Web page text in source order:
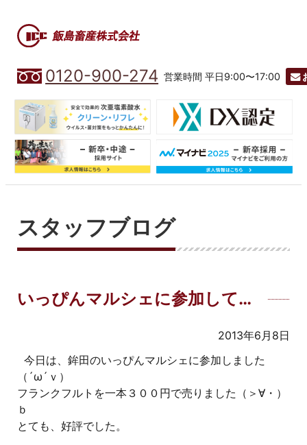
0120-900-274 営業時間 平日9:00〜17:00
スタッフブログ
いっぴんマルシェに参加して…
2013年6月8日
今日は、鉾田のいっぴんマルシェに参加しました
（´ω´ｖ）
フランクフルトを一本３００円で売りました（＞∀・）
ｂ
とても、好評でした。